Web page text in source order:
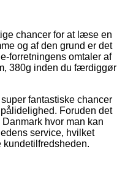
chancer for at læse en
og af den grund er det
forretningens omtaler af
380g inden du færdiggør
fantastiske chancer
Foruden det
hvor man kan
service, hvilket
kundetilfredsheden.